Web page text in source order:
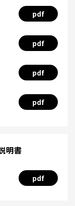
pdf
pdf
pdf
pdf
明書
pdf